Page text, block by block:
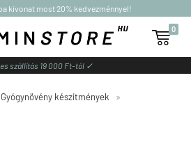
kivonat most 20% kedvezménnyel!

0
szállítás 19 000 Ft-tól ✓
Gyógynövény készítmények »